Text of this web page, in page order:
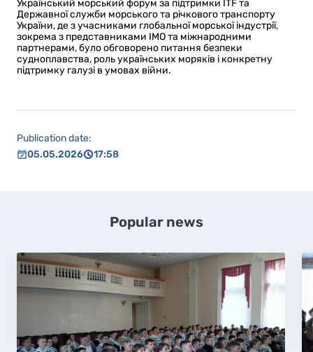
Український морський форум за підтримки ITF та
Державної служби морського та річкового транспорту
України, де з учасниками глобальної морської індустрії,
зокрема з представниками IMO та міжнародними
партнерами, було обговорено питання безпеки
судноплавства, роль українських моряків і конкретну
підтримку галузі в умовах війни.
Publication date:
05.05.2026
17:58
Popular news